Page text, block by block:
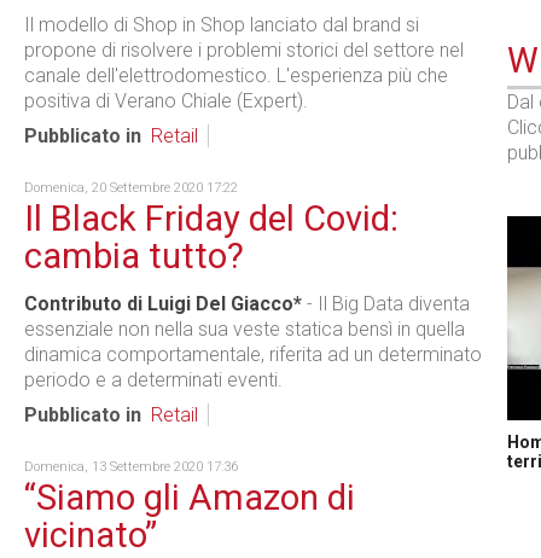
Il modello di Shop in Shop lanciato dal brand si
propone di risolvere i problemi storici del settore nel
canale dell'elettrodomestico. L'esperienza più che
positiva di Verano Chiale (Expert).
Pubblicato in Retail
Domenica, 20 Settembre 2020 17:22
Il Black Friday del Covid:
cambia tutto?
Contributo di Luigi Del Giacco* - Il Big Data diventa
essenziale non nella sua veste statica bensì in quella
dinamica comportamentale, riferita ad un determinato
periodo e a determinati eventi.
Pubblicato in Retail
Domenica, 13 Settembre 2020 17:36
“Siamo gli Amazon di
vicinato”